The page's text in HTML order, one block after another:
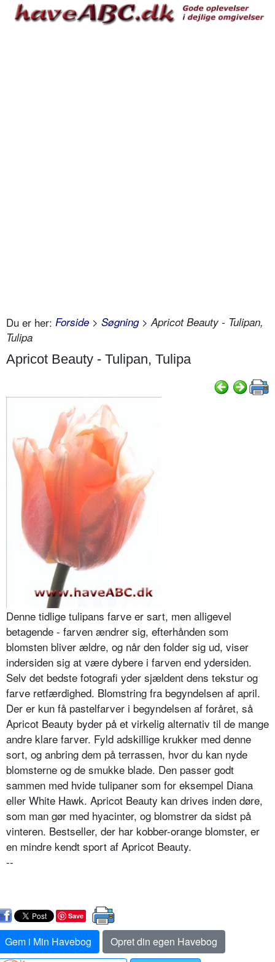
Du er her: Forside > Søgning> Apricot Beauty - Tulipan,
Tulipa
Apricot Beauty - Tulipan, Tulipa
Denne tidlige tulipans farve er sart, men alligevel
betagende - farven ændrer sig, efterhånden som
blomsten bliver ældre, og når den folder sig ud, viser
indersiden sig at være dybere i farven end ydersiden.
Selv det bedste fotografi yder sjældent dens tekstur og
farve retfærdighed. Blomstring fra begyndelsen af april.
Der er kun få pastelfarver i begyndelsen af foråret, så
Apricot Beauty byder på et virkelig alternativ til de mange
andre klare farver. Fyld adskillige krukker med denne
sort, og anbring dem på terrassen, hvor du kan nyde
blomsterne og de smukke blade. Den passer godt
sammen med hvide tulipaner som for eksempel Diana
eller White Hawk. Apricot Beauty kan drives inden døre,
som man gør med hyacinter, og blomstrer da sidst på
vinteren. Bestseller, der har kobber-orange blomster, er
en mindre kendt sport af Apricot Beauty.
--
Save
Gem i Min Havebog
Opret din egen Havebog